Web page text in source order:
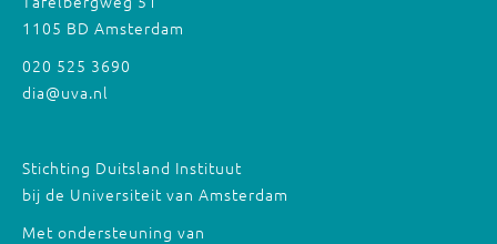
1105 BD Amsterdam
020 525 3690
dia@uva.nl
Stichting Duitsland Instituut
bij de Universiteit van Amsterdam
Met ondersteuning van